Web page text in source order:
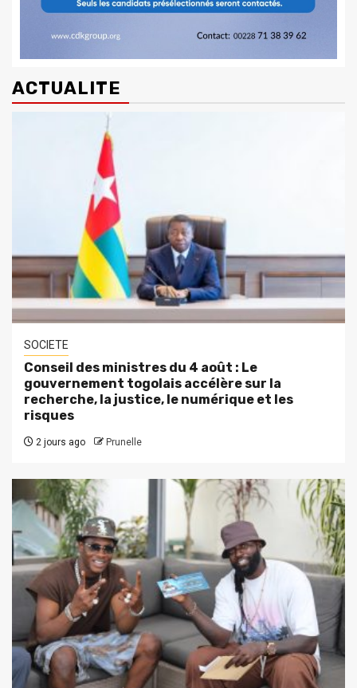
ACTUALITE
SOCIETE
Conseil des ministres du 4 août : Le
gouvernement togolais accélère sur la
recherche, la justice, le numérique et les
risques
2 jours ago Prunelle